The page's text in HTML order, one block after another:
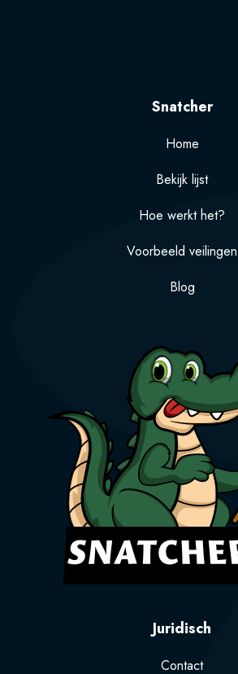
Snatcher
Home
Bekijk lijst
Hoe werkt het?
Voorbeeld veilingen
Blog
Juridisch
Contact